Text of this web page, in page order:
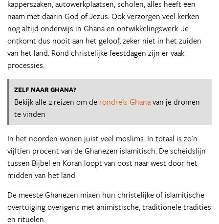
kapperszaken, autowerkplaatsen, scholen, alles heeft een
naam met daarin God of Jezus. Ook verzorgen veel kerken
nog altijd onderwijs in Ghana en ontwikkelingswerk. Je
ontkomt dus nooit aan het geloof, zeker niet in het zuiden
van het land. Rond christelijke feestdagen zijn er vaak
processies.
ZELF NAAR GHANA?
Bekijk alle 2 reizen om de rondreis Ghanavan je dromen
te vinden
In het noorden wonen juist veel moslims. In totaal is zo'n
vijftien procent van de Ghanezen islamitisch. De scheidslijn
tussen Bijbel en Koran loopt van oost naar west door het
midden van het land.
De meeste Ghanezen mixen hun christelijke of islamitische
overtuiging overigens met animistische, traditionele tradities
en rituelen.